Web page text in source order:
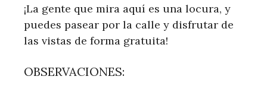
¡La gente que mira aquí es una locura, y
puedes pasear por la calle y disfrutar de
las vistas de forma gratuita!
OBSERVACIONES: